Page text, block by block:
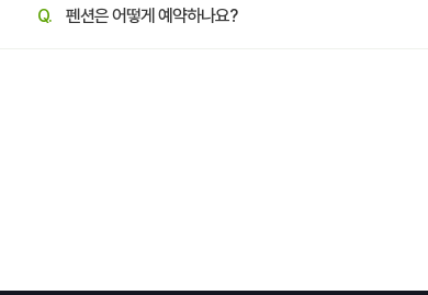
Q. 펜션은 어떻게 예약하나요?